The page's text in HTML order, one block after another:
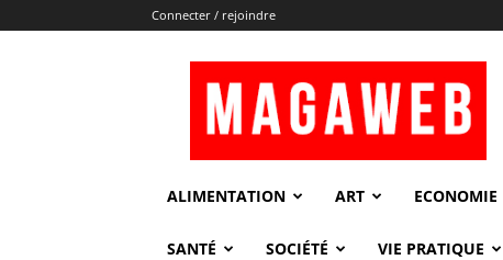
Connecter / rejoindre
ALIMENTATION ART ECONOMIE
SANTÉ SOCIÉTÉ VIE PRATIQUE